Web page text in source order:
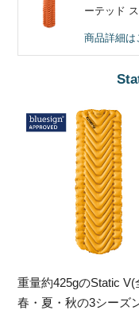
ーテッド
商品詳細は
重量約425gのStatic V(
春・夏・秋の3シーズ